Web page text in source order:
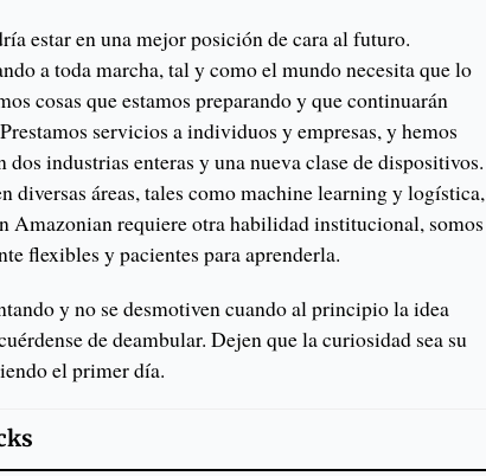
estar en una mejor posición de cara al futuro.
a toda marcha, tal y como el mundo necesita que lo
cosas que estamos preparando y que continuarán
servicios a individuos y empresas, y hemos
dos industrias enteras y una nueva clase de dispositivos.
diversas áreas, tales como machine learning y logística,
Amazonian requiere otra habilidad institucional, somos
flexibles y pacientes para aprenderla.
y no se desmotiven cuando al principio la idea
de deambular. Dejen que la curiosidad sea su
el primer día.